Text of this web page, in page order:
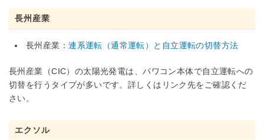
長州産業
長州産業：連系運転（通常運転）と自立運転の切替方法
長州産業（CIC）の太陽光発電は、パワコン本体で自立運転への
切替を行うタイプが多いです。詳しくはリンク先をご確認くだ
さい。
エクソル